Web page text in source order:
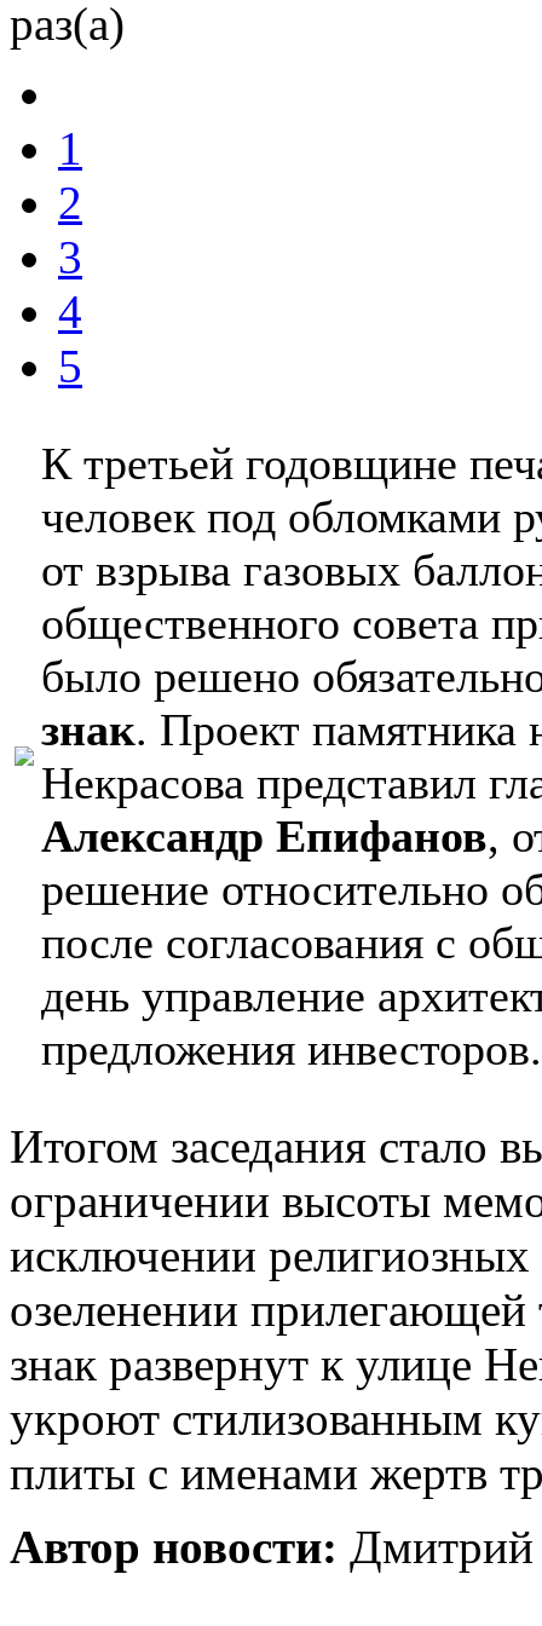
раз(а)
1
2
3
4
5
К третьей годовщине
человек под обломками
от взрыва газовых
общественного совета
было решено
знак. Проект
Некрасова представил
Александр Епифанов,
решение относительно
после согласования с
день управление
предложения инвесторов.
Итогом заседания стало
ограничении высоты
исключении
озеленении
знак развернут к улице
укроют стилизованным
плиты с именами жертв
Автор новости: Дмитрий